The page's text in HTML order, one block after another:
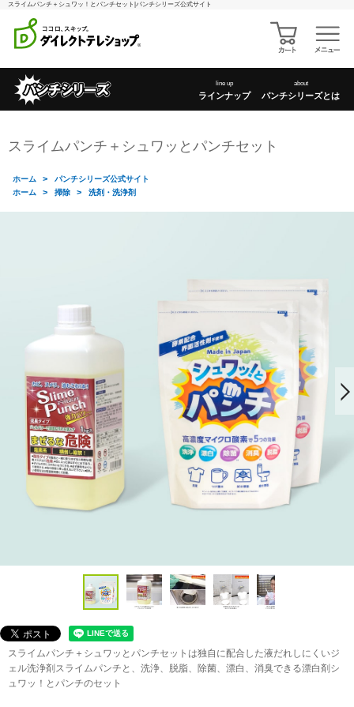
スライムパンチ＋シュワッ！とパンチセット|パンチシリーズ公式サイト
line up
ラインナップ
about
パンチシリーズとは
スライムパンチ＋シュワッとパンチセット
ホーム >
パンチシリーズ公式サイト
ホーム
> 掃除 > 洗剤・洗浄剤
スライムパンチ＋シュワッとパンチセットは独自に配合した液だれしにくいジ
ェル洗浄剤スライムパンチと、洗浄、脱脂、除菌、漂白、消臭できる漂白剤シ
ュワッ！とパンチのセット